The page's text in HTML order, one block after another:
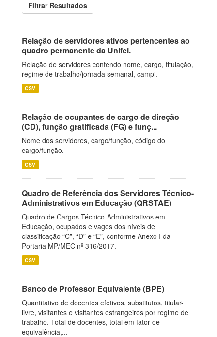
Filtrar Resultados
Relação de servidores ativos pertencentes ao
quadro permanente da Unifei.
Relação de servidores contendo nome, cargo, titulação,
regime de trabalho/jornada semanal, campi.
CSV
Relação de ocupantes de cargo de direção
(CD), função gratificada (FG) e funç...
Nome dos servidores, cargo/função, código do
cargo/função.
CSV
Quadro de Referência dos Servidores Técnico-
Administrativos em Educação (QRSTAE)
Quadro de Cargos Técnico-Administrativos em
Educação, ocupados e vagos dos níveis de
classificação “C”, “D” e “E”, conforme Anexo I da
Portaria MP/MEC nº 316/2017.
CSV
Banco de Professor Equivalente (BPE)
Quantitativo de docentes efetivos, substitutos, titular-
livre, visitantes e visitantes estrangeiros por regime de
trabalho. Total de docentes, total em fator de
equivalência,...